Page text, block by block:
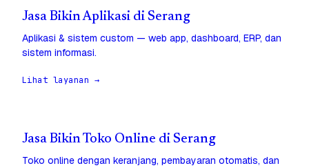
Jasa Bikin Aplikasi di Serang
Aplikasi & sistem custom — web app, dashboard, ERP, dan
sistem informasi.
Lihat layanan →
Jasa Bikin Toko Online di Serang
Toko online dengan keranjang, pembayaran otomatis, dan